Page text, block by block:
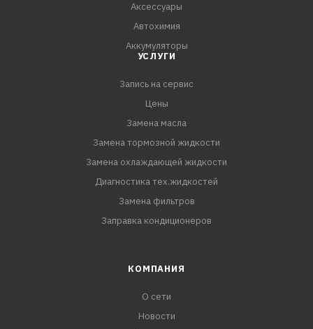
Аксессуары
Автохимия
Аккумуляторы
УСЛУГИ
Запись на сервис
Цены
Замена масла
Замена тормозной жидкости
Замена охлаждающей жидкости
Диагностика тех.жидкостей
Замена фильтров
Заправка кондиционеров
КОМПАНИЯ
О сети
Новости